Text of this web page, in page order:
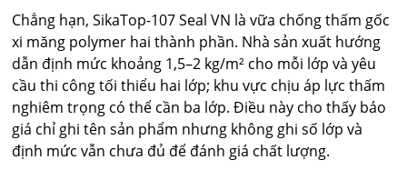
Chẳng hạn, SikaTop-107 Seal VN là vữa chống thấm gốc
xi măng polymer hai thành phần. Nhà sản xuất hướng
dẫn định mức khoảng 1,5–2 kg/m² cho mỗi lớp và yêu
cầu thi công tối thiểu hai lớp; khu vực chịu áp lực thấm
nghiêm trọng có thể cần ba lớp. Điều này cho thấy báo
giá chỉ ghi tên sản phẩm nhưng không ghi số lớp và
định mức vẫn chưa đủ để đánh giá chất lượng.